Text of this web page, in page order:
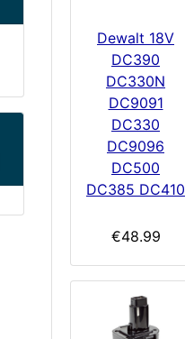
Dewalt 18V
DC390
DC330N
DC9091
DC330
DC9096
DC500
DC385 DC410
€48.99